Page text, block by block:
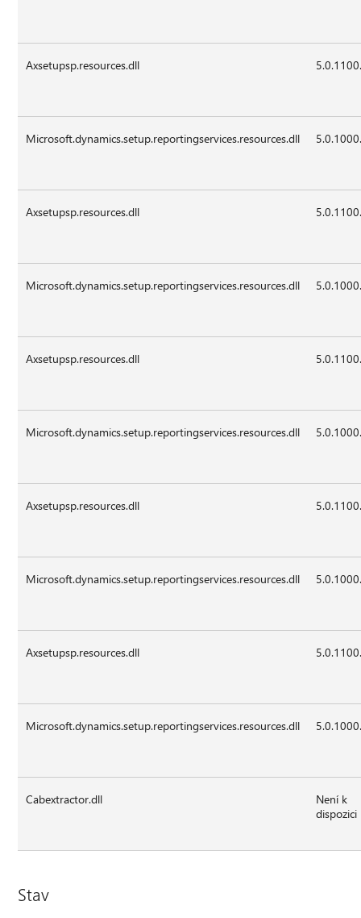
Axsetupsp.resources.dll
Microsoft.dynamics.setup.reportingservices.resources.dll
Axsetupsp.resources.dll
Microsoft.dynamics.setup.reportingservices.resources.dll
Axsetupsp.resources.dll
Microsoft.dynamics.setup.reportingservices.resources.dll
Axsetupsp.resources.dll
Microsoft.dynamics.setup.reportingservices.resources.dll
Axsetupsp.resources.dll
Microsoft.dynamics.setup.reportingservices.resources.dll
Cabextractor.dll
Není k
dispozici
Stav